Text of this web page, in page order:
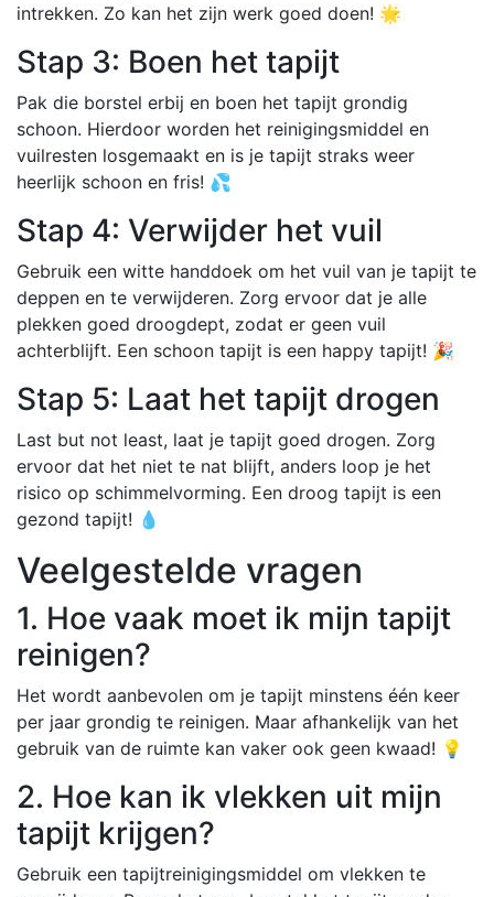
intrekken. Zo kan het zijn werk goed doen! 🌟
Stap 3: Boen het tapijt
Pak die borstel erbij en boen het tapijt grondig
schoon. Hierdoor worden het reinigingsmiddel en
vuilresten losgemaakt en is je tapijt straks weer
heerlijk schoon en fris! 💦
Stap 4: Verwijder het vuil
Gebruik een witte handdoek om het vuil van je tapijt te
deppen en te verwijderen. Zorg ervoor dat je alle
plekken goed droogdept, zodat er geen vuil
achterblijft. Een schoon tapijt is een happy tapijt! 🎉
Stap 5: Laat het tapijt drogen
Last but not least, laat je tapijt goed drogen. Zorg
ervoor dat het niet te nat blijft, anders loop je het
risico op schimmelvorming. Een droog tapijt is een
gezond tapijt! 💧
Veelgestelde vragen
1. Hoe vaak moet ik mijn tapijt
reinigen?
Het wordt aanbevolen om je tapijt minstens één keer
per jaar grondig te reinigen. Maar afhankelijk van het
gebruik van de ruimte kan vaker ook geen kwaad! 💡
2. Hoe kan ik vlekken uit mijn
tapijt krijgen?
Gebruik een tapijtreinigingsmiddel om vlekken te